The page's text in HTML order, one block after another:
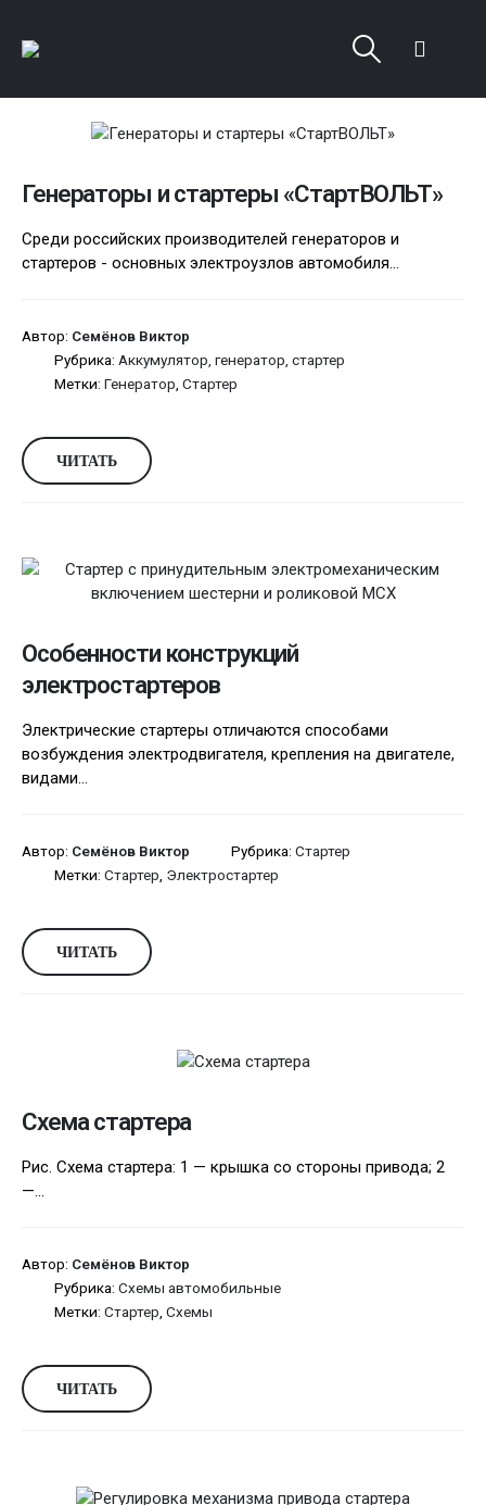
Генераторы и стартеры «СтартВОЛЬТ»
Среди российских производителей генераторов и
стартеров - основных электроузлов автомобиля...
Автор: Семёнов Виктор
Рубрика: Аккумулятор, генератор, стартер
Метки: Генератор Стартер
ЧИТАТЬ
Особенности конструкций
электростартеров
Электрические стартеры отличаются способами
возбуждения электродвигателя, крепления на двигателе,
видами...
Автор: Семёнов Виктор Рубрика: Стартер
Метки: Стартер Электростартер
ЧИТАТЬ
Схема стартера
Рис. Схема стартера: 1 — крышка со стороны привода; 2
—...
Автор: Семёнов Виктор
Рубрика: Схемы автомобильные
Метки: Стартер Схемы
ЧИТАТЬ